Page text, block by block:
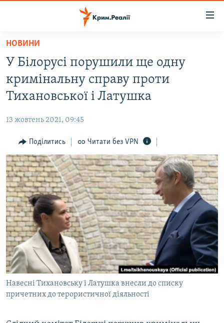
Перейти
основного
матеріалу
Перейти
до
основної
Перейти
до
пошуку
ВОДА.КРИМ
ВІДЕО ТА ФОТО
БЛОГИ
ПОГЛЯД
ІНТЕРВ'Ю
ВСЕ ЗА ДЕНЬ
СПЕЦПРОЕКТИ
ДЕПОРТАЦІЯ
ВІДЕОУРОКИ «ELIFBE»
СВІДЧЕННЯ ОКУПАЦІЇ
УКРАЇНСЬКА ПРОБЛЕМА КРИМУ
ІНФОГРАФІКА
ЯК ОБІЙТИ БЛОКУВАННЯ
Русский
Qırımtatar
ДОЛУЧАЙСЯ!
НОВИНИ
У Білорусі порушили ще одну
кримінальну справу проти
Тихановської і Латушка
13 жовтень 2021, 09:45
Поділитись Читати без VPN
Навесні Тихановську і Латушка внесли до списку
причетних до терористичної діяльності